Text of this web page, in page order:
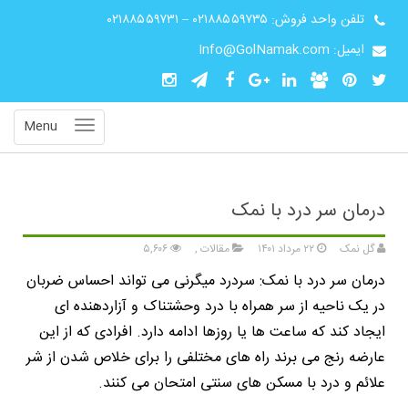
تلفن واحد فروش: ۰۲۱۸۸۵۵۹۷۳۵ – ۰۲۱۸۸۵۵۹۷۳۱
ایمیل: Info@GolNamak.com
Menu
درمان سر درد با نمک
گل نمک مقالات ,
درمان سر درد با نمک: سردرد میگرنی می تواند احساس ضربان
در یک ناحیه از سر همراه با درد وحشتناک و آزاردهنده ای
ایجاد کند که ساعت ها یا روزها ادامه دارد. افرادی که از این
عارضه رنج می برند راه های مختلفی را برای خلاص شدن از شر
علائم و درد با مسکن های سنتی امتحان می کنند.